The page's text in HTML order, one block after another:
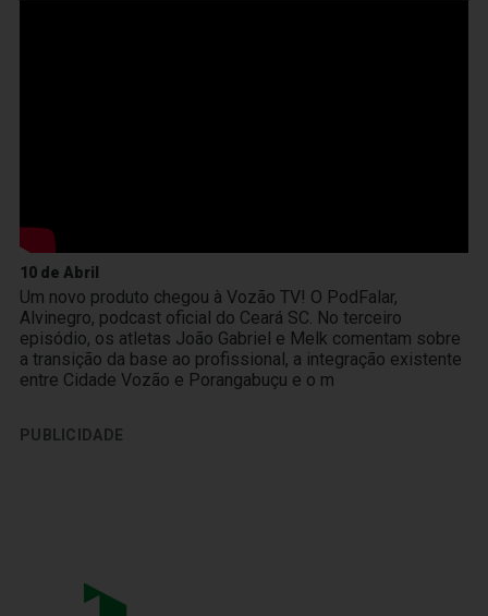
10 de Abril
Um novo produto chegou à Vozão TV! O PodFalar,
Alvinegro, podcast oficial do Ceará SC. No terceiro
episódio, os atletas João Gabriel e Melk comentam sobre
a transição da base ao profissional, a integração existente
entre Cidade Vozão e Porangabuçu e o m
PUBLICIDADE